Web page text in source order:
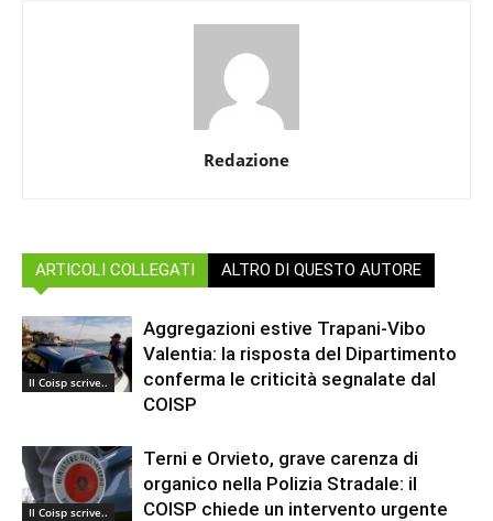
Redazione
ARTICOLI COLLEGATI ALTRO DI QUESTO AUTORE
Il Coisp scrive..
Aggregazioni estive Trapani-Vibo
Valentia: la risposta del Dipartimento
conferma le criticità segnalate dal
COISP
Il Coisp scrive..
Terni e Orvieto, grave carenza di
organico nella Polizia Stradale: il
COISP chiede un intervento urgente